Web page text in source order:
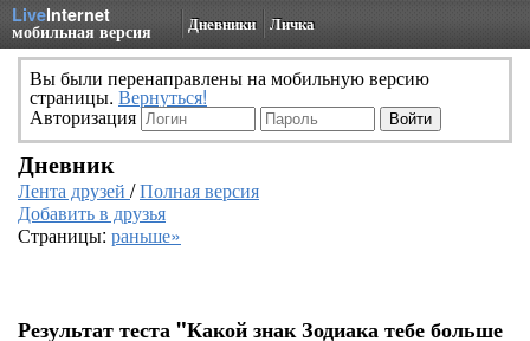
LiveInternet
мобильная версия Дневники Личка
Вы были перенаправлены на мобильную версию
страницы. Вернуться!
Авторизация
Дневник
Лента друзей /Полная версия
Добавить в друзья
Страницы: раньше»
Результат теста "Какой знак Зодиака тебе больше